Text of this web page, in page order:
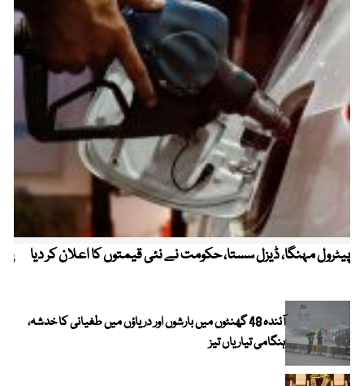
پیٹرول مہنگا، ڈیزل سستا، حکومت نے نئی قیمتوں کا اعلان کر دیا
آئندہ 48 گھنٹوں میں بارشوں اور دریاؤں میں طغیانی کا خدشہ،
ہنگامی تیاریاں تیز